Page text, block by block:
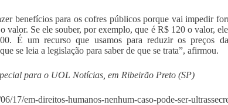
benefícios para os cofres públicos porque vai impedir
valor. Se ele souber, por exemplo, que é R$ 120 o valor,
É um recurso que usamos para reduzir os preços
se leia a legislação para saber de que se trata”, afirmou.
para o UOL Notícias, em Ribeirão Preto (SP)
17/em-direitos-humanos-nenhum-caso-pode-ser-